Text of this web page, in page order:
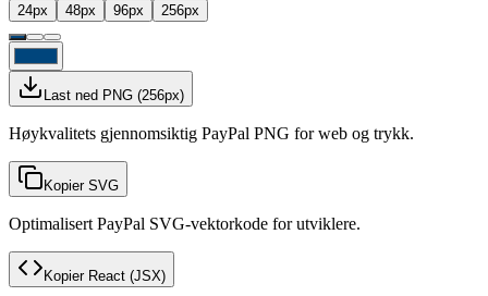
24px 48px 96px 256px
Last ned PNG (256px)
Høykvalitets gjennomsiktig PayPal PNG for web og trykk.
Kopier SVG
Optimalisert PayPal SVG-vektorkode for utviklere.
Kopier React (JSX)